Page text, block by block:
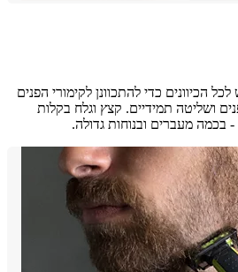
הכיוונים כדי להתכוונן לקימורי הפנים
תמידיים. קצץ וגלח בקלות
מעברים ובנוחות גדולה.